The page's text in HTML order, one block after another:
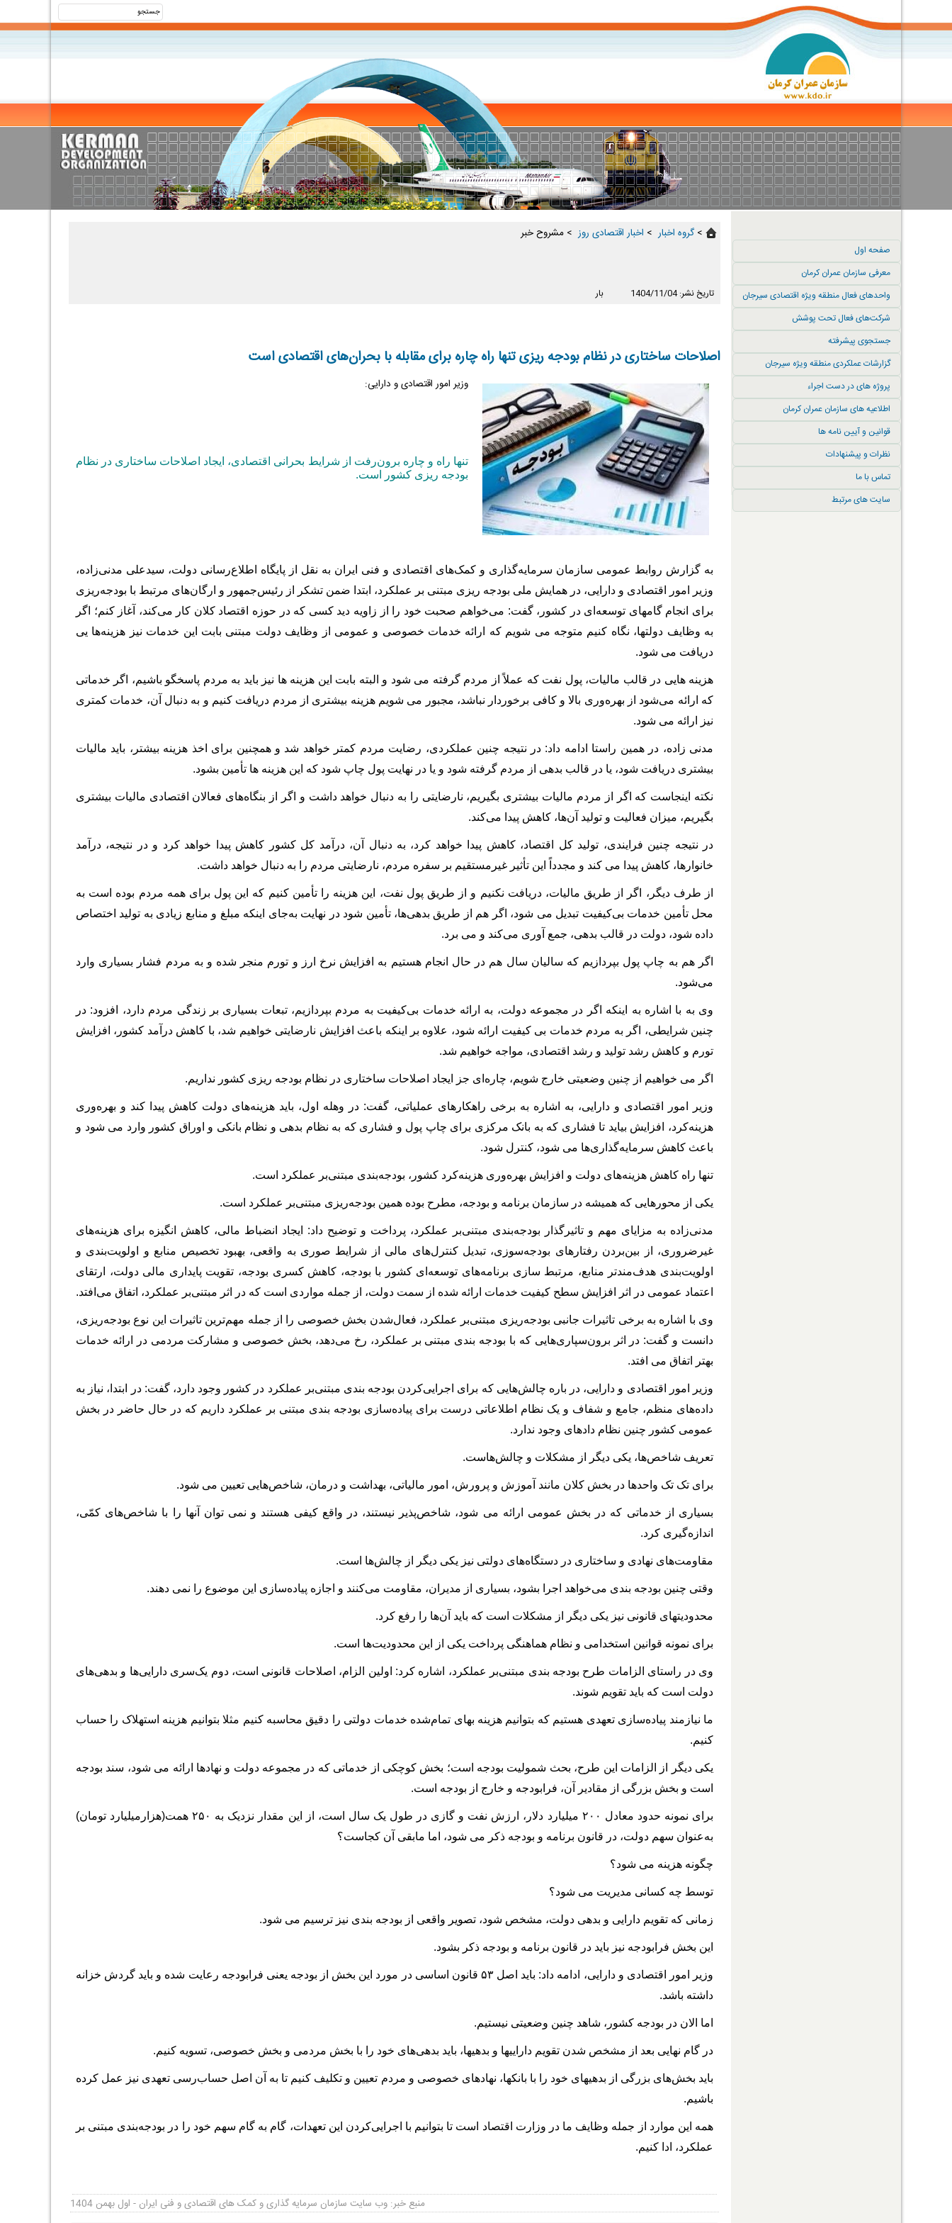
صفحه اول
معرفی سازمان عمران کرمان
واحدهای فعال منطقه ویژه اقتصادی سیرجان
شرکت‌های فعال تحت پوشش
جستجوی پیشرفته
گزارشات عملکردی منطقه ویژه سیرجان
پروژه های در دست اجراء
اطلاعیه های سازمان عمران کرمان
قوانین و آیین نامه ها
نظرات و پیشنهادات
تماس با ما
سایت های مرتبط
>گروه اخبار ‏ > اخبار اقتصادی روز ‏ > مشروح خبر
تاریخ نشر: 1404/11/04 بار
اصلاحات ساختاری در نظام بودجه ‎ریزی تنها راه چاره برای مقابله با بحران‌های اقتصادی است
وزیر امور اقتصادی و دارایی:
تنها راه و چاره برون‌رفت از شرایط بحرانی اقتصادی، ایجاد اصلاحات ساختاری در نظام
بودجه‎ ریزی کشور است.
به گزارش روابط عمومی سازمان سرمایه‌گذاری و کمک‌های اقتصادی و فنی ایران به نقل از پایگاه اطلاع‌رسانی دولت، سیدعلی مدنی‌زاده،
وزیر امور اقتصادی و دارایی، در همایش ملی بودجه‌ ریزی مبتنی بر عملکرد، ابتدا ضمن تشکر از رئیس‌جمهور و ارگان‌های مرتبط با بودجه‌ریزی
برای انجام گام‎های توسعه‌ای در کشور، گفت: می‌خواهم صحبت خود را از زاویه دید کسی که در حوزه اقتصاد کلان کار می‌کند، آغاز کنم؛ اگر
به وظایف دولت‎ها، نگاه کنیم متوجه می ‎شویم که ارائه خدمات خصوصی و عمومی از وظایف دولت مبتنی بابت این خدمات نیز هزینه‌ها یی
دریافت می ‎شود.
هزینه‌‎ هایی در قالب مالیات، پول نفت که عملاً از مردم گرفته می‏ شود و البته بابت این هزینه ‎ها نیز باید به مردم پاسخگو باشیم، اگر خدماتی
که ارائه می‌شود از بهره‌وری بالا و کافی برخوردار نباشد، مجبور می ‎شویم هزینه بیشتری از مردم دریافت کنیم و به دنبال آن، خدمات کمتری
نیز ارائه می ‎شود.
مدنی‎ زاده، در همین راستا ادامه داد: در نتیجه چنین عملکردی، رضایت مردم کمتر خواهد شد و همچنین برای اخذ هزینه بیشتر، باید مالیات
بیشتری دریافت شود، یا در قالب بدهی از مردم گرفته شود و یا در نهایت پول چاپ شود که این هزینه‌ ها تأمین بشود.
نکته اینجاست که اگر از مردم مالیات بیشتری بگیریم، نارضایتی را به دنبال خواهد داشت و اگر از بنگاه‌های فعالان اقتصادی مالیات بیشتری
بگیریم، میزان فعالیت و تولید آن‌ها، کاهش پیدا می‌کند.
در نتیجه چنین فرایندی، تولید کل اقتصاد، کاهش پیدا خواهد کرد، به دنبال آن، درآمد کل کشور کاهش پیدا خواهد کرد و در نتیجه، درآمد
خانوارها، کاهش پیدا می‎ کند و مجدداً این تأثیر غیرمستقیم بر سفره مردم، نارضایتی مردم را به دنبال خواهد داشت.
از طرف دیگر، اگر از طریق مالیات، دریافت نکنیم و از طریق پول نفت، این هزینه را تأمین کنیم که این پول برای همه مردم بوده است به
محل تأمین خدمات بی‌کیفیت تبدیل می شود، اگر هم از طریق بدهی‌ها، تأمین شود در نهایت به‌جای اینکه مبلغ و منابع زیادی به تولید اختصاص
داده شود، دولت در قالب بدهی، جمع‎ آوری می‌کند و می‎ برد.
اگر هم به چاپ پول بپردازیم که سالیان سال هم در حال انجام هستیم به افزایش نرخ ارز و تورم منجر شده و به مردم فشار بسیاری وارد
می‏‌شود.
وی به با اشاره به اینکه اگر در مجموعه دولت، به ارائه خدمات بی‌کیفیت به مردم بپردازیم، تبعات بسیاری بر زندگی مردم دارد، افزود: در
چنین شرایطی، اگر به مردم خدمات بی‎ کیفیت ارائه شود، علاوه بر اینکه باعث افزایش نارضایتی خواهیم شد، با کاهش درآمد کشور، افزایش
تورم و کاهش رشد تولید و رشد اقتصادی، مواجه خواهیم شد.
اگر می ‎خواهیم از چنین وضعیتی خارج شویم، چاره‌ای جز ایجاد اصلاحات ساختاری در نظام بودجه‌ ‎ریزی کشور نداریم.
وزیر امور اقتصادی و دارایی، به اشاره به برخی راهکارهای عملیاتی، گفت: در وهله اول، باید هزینه‌های دولت کاهش پیدا کند و بهره‌وری
هزینه‌کرد، افزایش بیاید تا فشاری که به بانک مرکزی برای چاپ پول و فشاری که به نظام بدهی و نظام بانکی و اوراق کشور وارد می‎ شود و
باعث کاهش سرمایه‌گذاری‌ها می‎ شود، کنترل شود.
تنها راه کاهش هزینه‌های دولت و افزایش بهره‌وری هزینه‌کرد کشور، بودجه‌بندی مبتنی‌بر عملکرد است.
یکی از محورهایی که همیشه در سازمان برنامه و بودجه، مطرح بوده همین بودجه‌ریزی مبتنی‌بر عملکرد است.
مدنی‌زاده به مزایای مهم و تاثیرگذار بودجه‌بندی مبتنی‌بر عملکرد، پرداخت و توضیح داد: ایجاد انضباط مالی، کاهش انگیزه برای هزینه‌های
غیرضروری، از بین‌بردن رفتارهای بودجه‌سوزی، تبدیل کنترل‌های مالی از شرایط صوری به واقعی، بهبود تخصیص منابع و اولویت‌بندی و
اولویت‌بندی هدف‌مندتر منابع، مرتبط سازی برنامه‌های توسعه‌ای کشور با بودجه، کاهش کسری بودجه، تقویت پایداری مالی دولت، ارتقای
اعتماد عمومی در اثر افزایش سطح کیفیت خدمات ارائه‌ شده از سمت دولت، از جمله مواردی است که در اثر مبتنی‌بر عملکرد، اتفاق می‌افتد.
وی با اشاره به برخی تاثیرات جانبی بودجه‌‎ریزی مبتنی‌بر عملکرد، فعال‌شدن بخش خصوصی را از جمله مهم‌ترین تاثیرات این نوع بودجه‌ریزی،
دانست و گفت: در اثر برون‌سپاری‌هایی که با بودجه‎ بندی مبتنی‌ بر عملکرد، رخ می‌دهد، بخش خصوصی و مشارکت مردمی در ارائه خدمات
بهتر اتفاق می‎ افتد.
وزیر امور اقتصادی و دارایی، در باره‌ چالش‌هایی که برای اجرایی‌کردن بودجه‎ بندی مبتنی‌بر عملکرد در کشور وجود دارد، گفت: در ابتدا، نیاز به
داده‌های منظم، جامع و شفاف و یک نظام اطلاعاتی درست برای پیاده‌سازی بودجه ‎بندی مبتنی‌ بر عملکرد داریم که در حال حاضر در بخش
عمومی کشور چنین نظام داده‎ای وجود ندارد.
تعریف شاخص‌ها، یکی دیگر از مشکلات و چالش‌هاست.
برای تک تک واحدها در بخش کلان مانند آموزش و پرورش، امور مالیاتی، بهداشت و درمان، شاخص‌هایی تعیین می ‎شود.
بسیاری از خدماتی که در بخش عمومی ارائه می‏ شود، شاخص‌پذیر نیستند، در واقع کیفی هستند و نمی‎ توان آنها را با شاخص‌های کمّی،
اندازه‌گیری کرد.
مقاومت‌های نهادی و ساختاری در دستگاه‌های دولتی نیز یکی دیگر از چالش‌ها است.
وقتی چنین بودجه‎ بندی می‌خواهد اجرا بشود، بسیاری از مدیران، مقاومت می‌کنند و اجازه پیاده‌سازی این موضوع را نمی‎ دهند.
محدودیت‎های قانونی نیز یکی دیگر از مشکلات است که باید آن‌ها را رفع کرد.
برای نمونه قوانین استخدامی و نظام هماهنگی پرداخت یکی از این محدودیت‌ها است.
وی در راستای الزامات طرح بودجه‎ بندی مبتنی‌بر عملکرد، اشاره کرد: اولین الزام، اصلاحات قانونی است، دوم یک‌سری دارایی‌ها و بدهی‌های
دولت است که باید تقویم شوند.
ما نیازمند پیاده‌سازی تعهدی هستیم که بتوانیم هزینه بهای تمام‌شده خدمات دولتی را دقیق محاسبه کنیم مثلا بتوانیم هزینه استهلاک را حساب
کنیم.
یکی دیگر از الزامات این طرح، بحث شمولیت بودجه است؛ بخش کوچکی از خدماتی که در مجموعه دولت و نهادها ارائه می‎ شود، سند بودجه
است و بخش بزرگی از مقادیر آن، فرابودجه و خارج از بودجه است.
برای نمونه حدود معادل ۲۰۰ میلیارد دلار، ارزش نفت و گازی در طول یک سال است، از این مقدار نزدیک به ۲۵۰ همت(هزارمیلیارد تومان)
به‌عنوان سهم دولت، در قانون برنامه و بودجه ذکر می‎ شود، اما مابقی آن کجاست؟
چگونه هزینه می‎ شود؟
توسط چه کسانی مدیریت می‎ شود؟
زمانی که تقویم دارایی و بدهی دولت، مشخص شود، تصویر واقعی از بودجه‎ بندی نیز ترسیم می‎ شود.
این بخش فرابودجه نیز باید در قانون برنامه و بودجه ذکر بشود.
وزیر امور اقتصادی و دارایی، ادامه داد: باید اصل ۵۳ قانون اساسی در مورد این بخش از بودجه یعنی فرابودجه رعایت شده و باید گردش خزانه
داشته باشد.
اما الان در بودجه کشور، شاهد چنین وضعیتی نیستیم.
در گام نهایی بعد از مشخص ‎شدن تقویم دارایی‎ها و بدهی‎ها، باید بدهی‌های خود را با بخش مردمی و بخش خصوصی، تسویه کنیم.
باید بخش‌های بزرگی از بدهی‎های خود را با بانک‎ها، نهادهای خصوصی و مردم تعیین و تکلیف کنیم تا به آن اصل حساب‌رسی تعهدی نیز عمل کرده
باشیم.
همه این موارد از جمله وظایف ما در وزارت اقتصاد است تا بتوانیم با اجرایی‌کردن این تعهدات، گام به گام سهم خود را در بودجه‌بندی مبتنی‌ بر
عملکرد، ادا کنیم.
منبع خبر: وب سایت سازمان سرمایه گذاری و کمک های اقتصادی و فنی ایران - اول بهمن 1404